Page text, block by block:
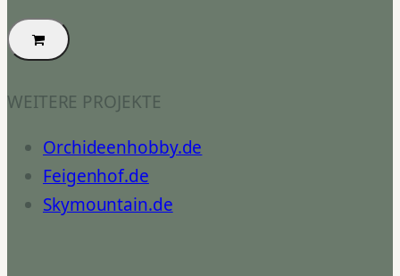
WEITERE PROJEKTE
Orchideenhobby.de
Feigenhof.de
Skymountain.de